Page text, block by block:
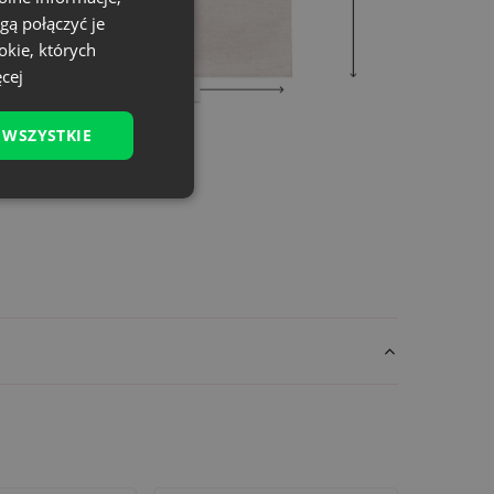
i klientów indywidualnych
połączyć je
których